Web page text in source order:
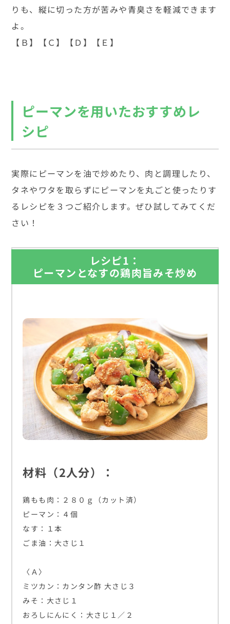
りも、縦に切った方が苦みや青臭さを軽減できます
よ。
【Ｂ】【Ｃ】【Ｄ】【Ｅ】
ピーマンを用いたおすすめレ
シピ
実際にピーマンを油で炒めたり、肉と調理したり、
タネやワタを取らずにピーマンを丸ごと使ったりす
るレシピを３つご紹介します。ぜひ試してみてくだ
さい！
レシピ1：
ピーマンとなすの鶏肉旨みそ炒め
材料（2人分）：
鶏もも肉：２８０ｇ（カット済）
ピーマン：４個
なす：１本
ごま油：大さじ１
〈Ａ〉
ミツカン：カンタン酢 大さじ３
みそ：大さじ１
おろしにんにく：大さじ１／２